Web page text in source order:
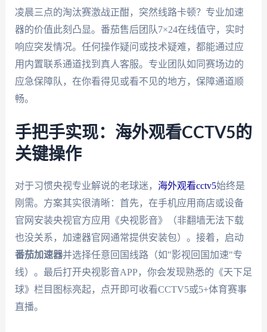
凌晨三点的淘汰赛激战正酣，突然线路卡顿？专业加速
器的价值此刻凸显。番茄售后团队7×24在线值守，实时
响应突发情况。任何操作疑问或技术疑难，都能通过应
用内置联系通道找到真人客服。专业团队如同赛场边的
应急保障队，在你看得见或看不见的地方，保障通道顺
畅。
手把手实现：海外观看CCTV5的
关键操作
对于习惯央视专业解说的老球迷， 海外观看cctv5始终是
刚需。方案其实很清晰：首先，在手机应用商店或设备
官网安装央视官方应用《央视影音》（非翻墙无法下载
也没关系，加速器官网通常提供安装包）。接着，启动
番茄加速器并选择任意回国线路（如"影视回国加速"专
线）。最后打开央视影音APP，你会发现熟悉的《天下足
球》栏目图标亮起，点开即可收看CCTV5或5+体育赛事
直播。